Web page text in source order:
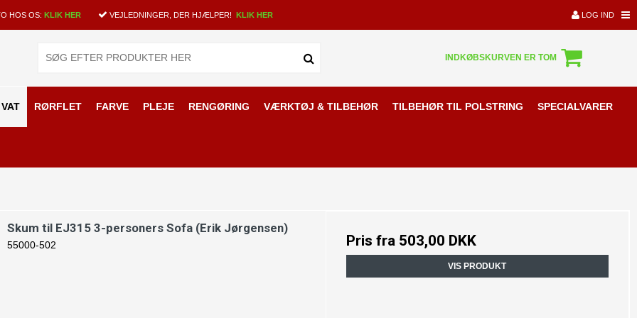
HOS OS: KLIK HER VEJLEDNINGER, DER HJÆLPER! KLIK HER LOG IND
INDKØBSKURVEN ER TOM
RØRFLET FARVE PLEJE RENGØRING VÆRKTØJ & TILBEHØR TILBEHØR TIL POLSTRING SPECIALVARER
Skum til EJ315 3-personers Sofa (Erik Jørgensen)
55000-502 Pris fra 503,00 DKK
VIS PRODUKT